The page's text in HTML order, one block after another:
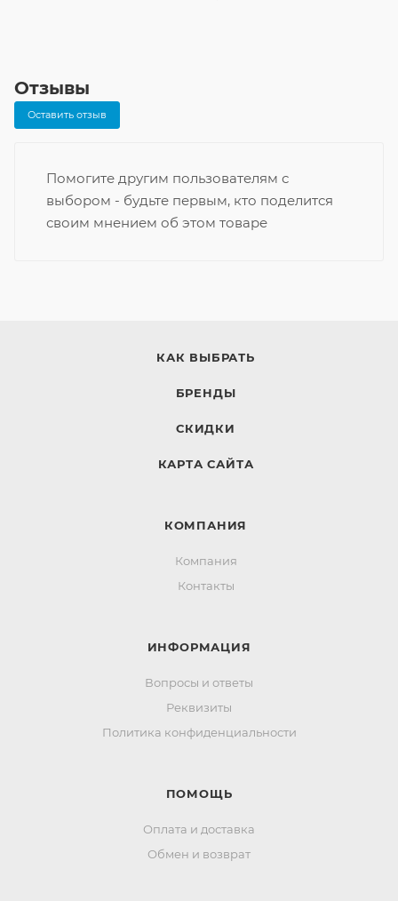
Отзывы
Оставить отзыв
Помогите другим пользователям с
выбором - будьте первым, кто поделится
своим мнением об этом товаре
КАК ВЫБРАТЬ
БРЕНДЫ
СКИДКИ
КАРТА САЙТА
КОМПАНИЯ
Компания
Контакты
ИНФОРМАЦИЯ
Вопросы и ответы
Реквизиты
Политика конфиденциальности
ПОМОЩЬ
Оплата и доставка
Обмен и возврат